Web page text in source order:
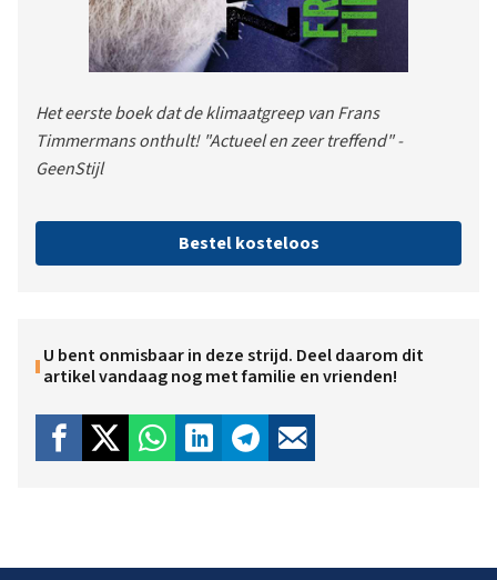
Het eerste boek dat de klimaatgreep van Frans
Timmermans onthult! "Actueel en zeer treffend" -
GeenStijl
Bestel kosteloos
U bent onmisbaar in deze strijd. Deel daarom dit
artikel vandaag nog met familie en vrienden!